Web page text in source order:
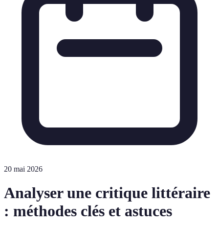
20 mai 2026
Analyser une critique littéraire
: méthodes clés et astuces